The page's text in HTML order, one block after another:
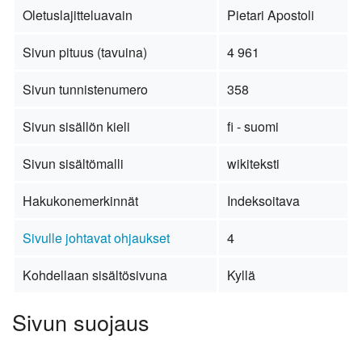
Oletuslajitteluavain
Pietari Apostoli
Sivun pituus (tavuina)
4 961
Sivun tunnistenumero
358
Sivun sisällön kieli
fi - suomi
Sivun sisältömalli
wikiteksti
Hakukonemerkinnät
Indeksoitava
Sivulle johtavat ohjaukset
4
Kohdellaan sisältösivuna
Kyllä
Sivun suojaus